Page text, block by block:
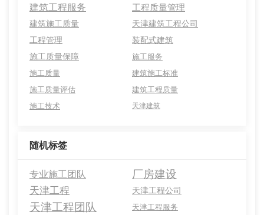
建筑工程服务 工程质量管理
建筑施工质量
天津建筑工程公司
工程管理
装配式建筑
施工质量保障
施工服务
施工质量
建筑施工标准
施工质量评估
建筑工程质量
施工技术
天津建筑
随机标签
专业施工团队 厂房建设
天津工程 天津工程公司
天津工程团队
天津工程服务